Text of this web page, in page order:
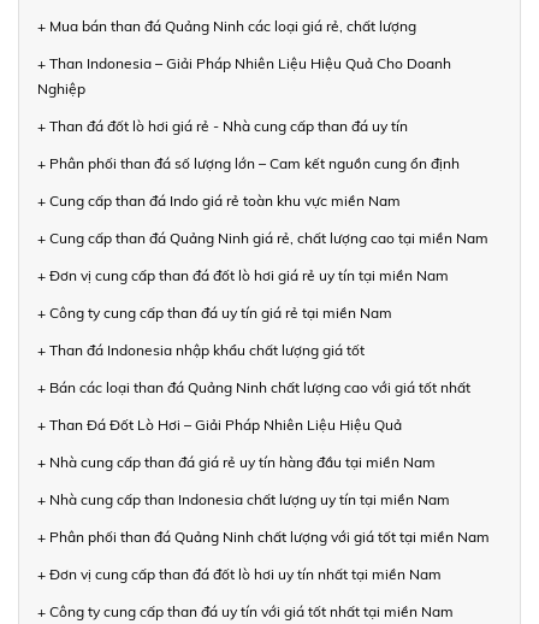
+ Mua bán than đá Quảng Ninh các loại giá rẻ, chất lượng
+ Than Indonesia – Giải Pháp Nhiên Liệu Hiệu Quả Cho Doanh
Nghiệp
+ Than đá đốt lò hơi giá rẻ - Nhà cung cấp than đá uy tín
+ Phân phối than đá số lượng lớn – Cam kết nguồn cung ổn định
+ Cung cấp than đá Indo giá rẻ toàn khu vực miền Nam
+ Cung cấp than đá Quảng Ninh giá rẻ, chất lượng cao tại miền Nam
+ Đơn vị cung cấp than đá đốt lò hơi giá rẻ uy tín tại miền Nam
+ Công ty cung cấp than đá uy tín giá rẻ tại miền Nam
+ Than đá Indonesia nhập khẩu chất lượng giá tốt
+ Bán các loại than đá Quảng Ninh chất lượng cao với giá tốt nhất
+ Than Đá Đốt Lò Hơi – Giải Pháp Nhiên Liệu Hiệu Quả
+ Nhà cung cấp than đá giá rẻ uy tín hàng đầu tại miền Nam
+ Nhà cung cấp than Indonesia chất lượng uy tín tại miền Nam
+ Phân phối than đá Quảng Ninh chất lượng với giá tốt tại miền Nam
+ Đơn vị cung cấp than đá đốt lò hơi uy tín nhất tại miền Nam
+ Công ty cung cấp than đá uy tín với giá tốt nhất tại miền Nam